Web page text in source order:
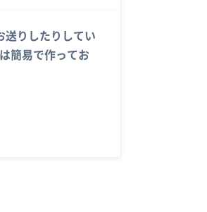
りしたりしてい
簡易で作ってお